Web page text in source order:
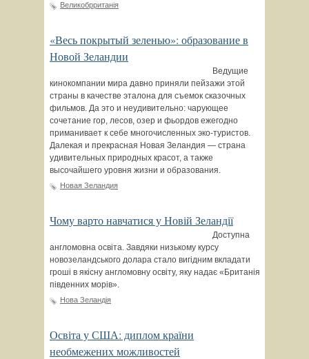
Великобрританія
«Весь покрытый зеленью»: образование в
Новой Зеландии
Ведущие
кинокомпании мира давно приняли пейзажи этой
страны в качестве эталона для съемок сказочных
фильмов. Да это и неудивительно: чарующее
сочетание гор, лесов, озер и фьордов ежегодно
приманивает к себе многочисленных эко-туристов.
Далекая и прекрасная Новая Зеландия — страна
удивительных природных красот, а также
высочайшего уровня жизни и образования.
Новая Зеландия
Чому варто навчатися у Новій Зеландії
Доступна
англомовна освіта. Завдяки низькому курсу
новозеландського долара стало вигідним вкладати
гроші в якісну англомовну освіту, яку надає «Британія
південних морів».
Нова Зеландія
Освіта у США: диплом країни
необмежених можливостей